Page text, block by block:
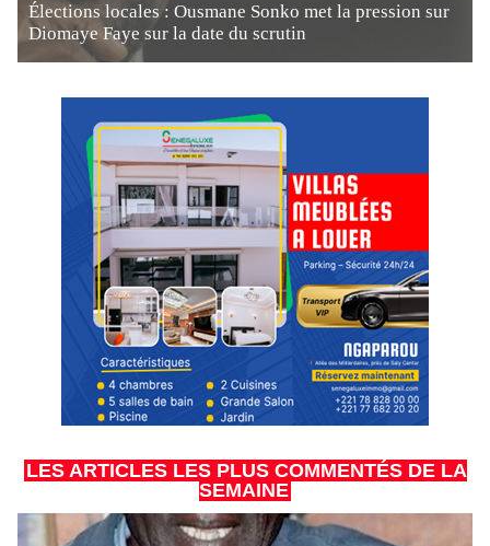
Élections locales : Ousmane Sonko met la pression sur
Diomaye Faye sur la date du scrutin
LES ARTICLES LES PLUS COMMENTÉS DE LA
SEMAINE